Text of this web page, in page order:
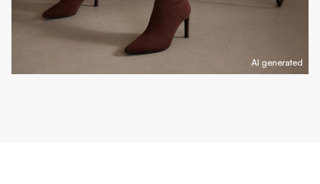
AI generated